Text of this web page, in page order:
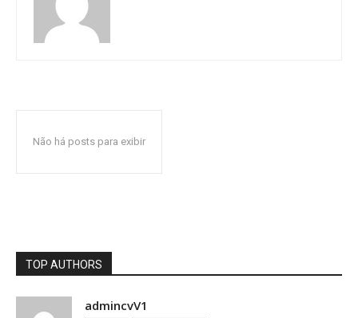
Não há posts para exibir
TOP AUTHORS
admincvV1